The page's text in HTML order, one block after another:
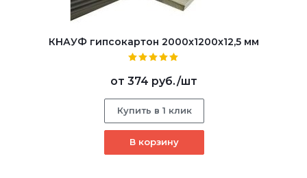
КНАУФ гипсокартон 2000x1200x12,5 мм
от 374 руб./шт
Купить в 1 клик
В корзину